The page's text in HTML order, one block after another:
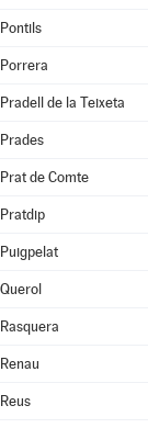
Pontils
Porrera
Pradell de la Teixeta
Prades
Prat de Comte
Pratdip
Puigpelat
Querol
Rasquera
Renau
Reus